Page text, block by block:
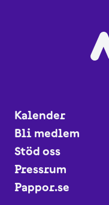
Kalender
Bli medlem
Stöd oss
Pressrum
Pappor.se